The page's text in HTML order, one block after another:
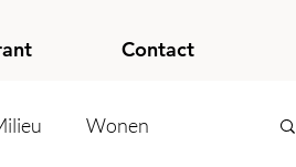
Contact
Wonen